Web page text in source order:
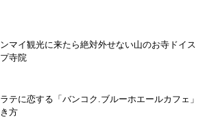
マイ観光に来たら絶対外せない山のお寺ドイス
寺院
テに恋する「バンコク.ブルーホエールカフェ」
方